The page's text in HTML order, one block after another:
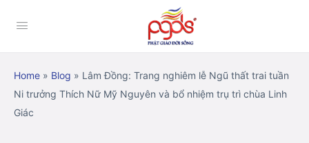
Home » Blog » Lâm Đồng: Trang nghiêm lễ Ngũ thất trai tuần
Ni trưởng Thích Nữ Mỹ Nguyên và bổ nhiệm trụ trì chùa Linh
Giác